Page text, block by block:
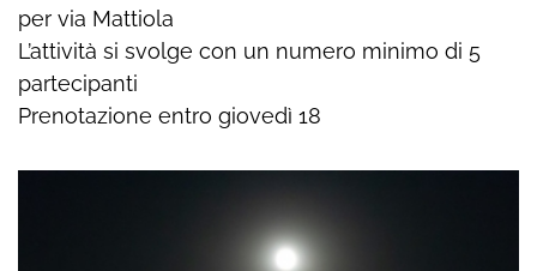
per via Mattiola
L’attività si svolge con un numero minimo di 5
partecipanti
Prenotazione entro giovedì 18